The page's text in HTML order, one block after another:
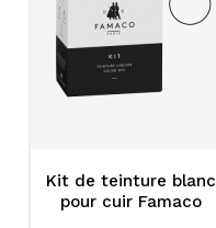
Kit de teinture blanc
pour cuir Famaco